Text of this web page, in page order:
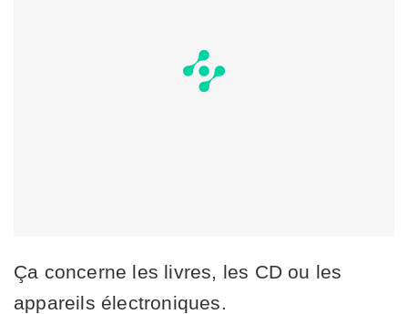
Ça concerne les livres, les CD ou les
appareils électroniques.